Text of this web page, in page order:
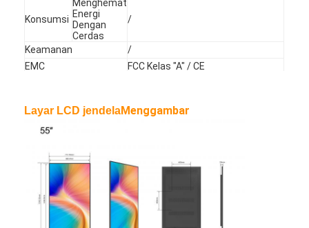
LCD TNI tinggi
Panel LCD Bingkai Terbuka
Monitor LCD Bingkai Terbuka
papan tanda digital dalam ruangan
Tanda Digital Tahan Air
Konsumsi
Menghemat
Energi
Dengan
Cerdas
/
Keamanan
/
EMC
FCC Kelas "A" / CE
Dasar
Remote control (dengan baterai),
Layar LCD jendelaMenggambar